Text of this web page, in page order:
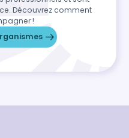
Découvrez comment
!